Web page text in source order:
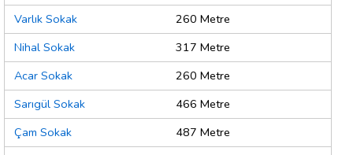
Varlık Sokak
260 Metre
Nihal Sokak
317 Metre
Acar Sokak
260 Metre
Sarıgül Sokak
466 Metre
Çam Sokak
487 Metre